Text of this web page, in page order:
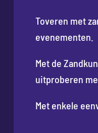
Toveren met
evenementen.
Met de
uitproberen
Met enkele